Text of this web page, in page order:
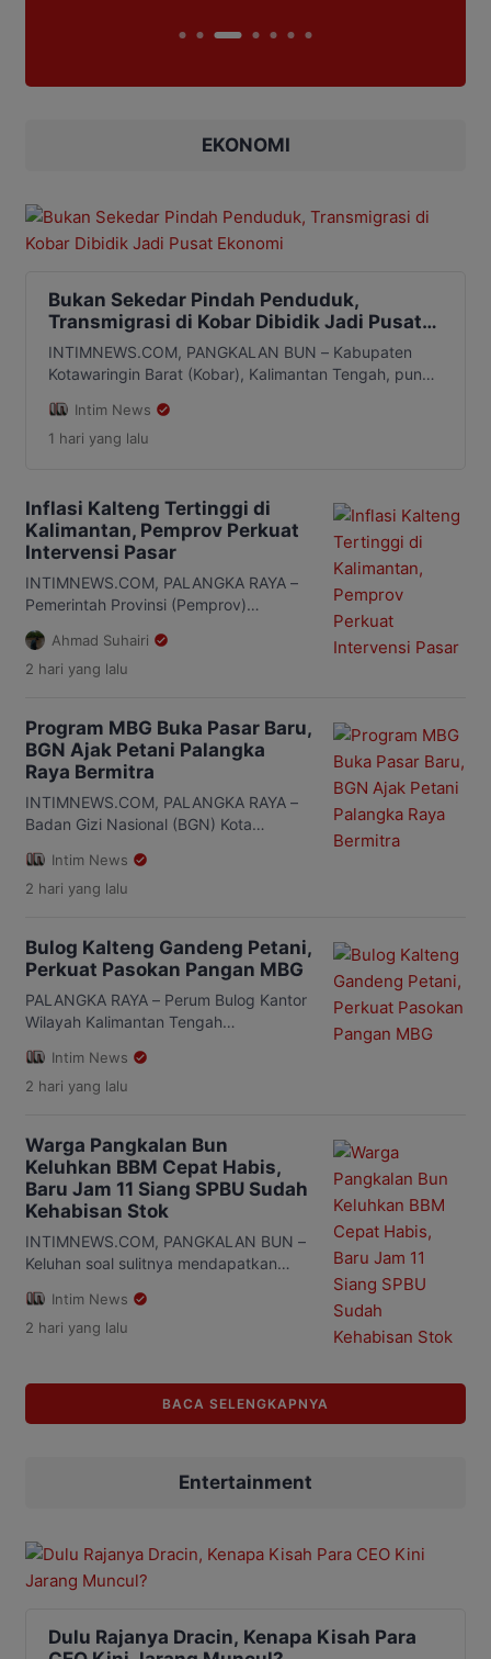
EKONOMI
Bukan Sekedar Pindah Penduduk,
Transmigrasi di Kobar Dibidik Jadi Pusat
Ekonomi
INTIMNEWS.COM, PANGKALAN BUN – Kabupaten
Kotawaringin Barat (Kobar), Kalimantan Tengah, punya
transmigrasi. Pak sekedar memindahkan penduduk,
transmigrasi diarahkan menjadi bagian dari strategi
tersebut berada di Desa Rangda, kecamatan Arut
Selatan (Arsel). Masyarakat setempat telah
menunjukkan keterbukaan terhadap […]
Intim News
1 hari yang lalu
Inflasi Kalteng Tertinggi di
Kalimantan, Pemprov Perkuat
Intervensi Pasar
INTIMNEWS.COM, PALANGKA RAYA –
Pemerintah Provinsi (Pemprov)
Kalimantan Tengah (Kalteng) akan
memperkuat langkah pengendalian
inflasi setelah daerah ini mencatat
secara nasional. Langkah itu
disampaikan Staf Ahli Gubernur Bidang
Ekonomi, Keuangan, dan
Pembangunan, Yuas Elko, usai
mengikuti Rapat Koordinasi
digelar Kementerian Dalam […]
Ahmad Suhairi
2 hari yang lalu
Program MBG Buka Pasar Baru,
BGN Ajak Petani Palangka
Raya Bermitra
INTIMNEWS.COM, PALANGKA RAYA –
Badan Gizi Nasional (BGN) Kota
besar bagi petani lokal untuk terlibat
dalam Program Makan Bergizi Gratis
kemitraan langsung antara kelompok
tani dengan Satuan Pelayanan
Pemenuhan Gizi (SPPG). Hal itu
disampaikan Koordinator Wilayah BGN
[…]
Intim News
2 hari yang lalu
Bulog Kalteng Gandeng Petani,
Perkuat Pasokan Pangan MBG
PALANGKA RAYA – Perum Bulog Kantor
Wilayah Kalimantan Tengah
mitra strategis petani dengan
menyerap hasil panen dan memperluas
tersebut disampaikan Pimpinan Perum
Bulog Kanwil Kalimantan Tengah, Erwin
Budiana, saat menghadiri Rembuk Tani
Merdeka di Sekretariat Tani Sembada
Palangka Raya, Selasa (4/8/2026).
Erwin mengatakan Bulog […]
Intim News
2 hari yang lalu
Warga Pangkalan Bun
Keluhkan BBM Cepat Habis,
Baru Jam 11 Siang SPBU Sudah
Kehabisan Stok
INTIMNEWS.COM, PANGKALAN BUN –
Keluhan soal sulitnya mendapatkan
disampaikan warga Pangkalan Bun,
kabupaten Kotawaringin Barat,
waktu baru menunjukkan sekitar pukul
11.00 WIB. Kondisi tersebut membuat
masih tersedia. Situasi […]
Intim News
2 hari yang lalu
BACA SELENGKAPNYA
Entertainment
Dulu Rajanya Dracin, Kenapa Kisah Para